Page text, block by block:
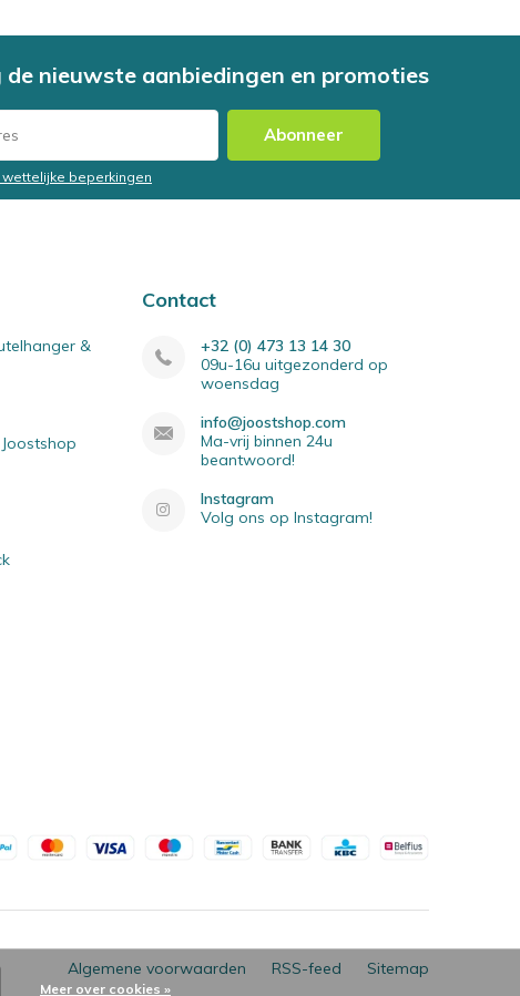
nieuwste aanbiedingen en promoties
Abonneer
beperkingen
&
Contact
+32 (0) 473 13 14 30
09u-16u uitgezonderd op
woensdag
info@joostshop.com
Ma-vrij binnen 24u
beantwoord!
Instagram
Volg ons op Instagram!
Algemene voorwaarden RSS-feed Sitemap
Meer over cookies »